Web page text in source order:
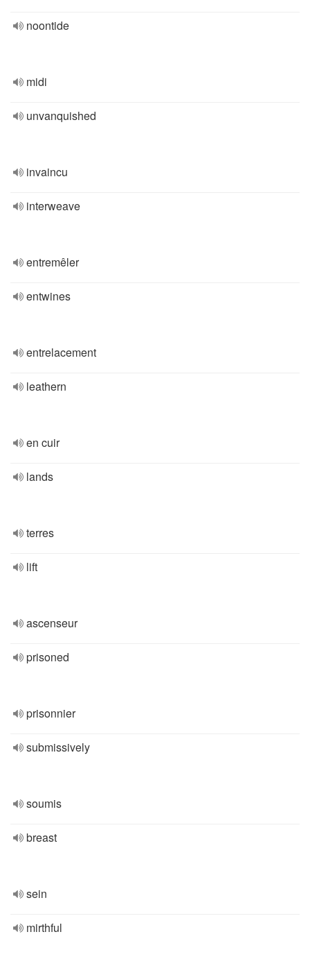
noontide
midi
unvanquished
invaincu
interweave
entremêler
entwines
entrelacement
leathern
en cuir
lands
terres
lift
ascenseur
prisoned
prisonnier
submissively
soumis
breast
sein
mirthful